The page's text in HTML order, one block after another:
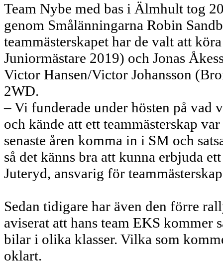
Team Nybe med bas i Älmhult tog
genom Smålänningarna Robin
teammästerskapet har de valt att
Juniormästare 2019) och Jonas
Victor Hansen/Victor Johansson
2WD.
– Vi funderade under hösten på vad
och kände att ett teammästerskap
senaste åren komma in i SM och
så det känns bra att kunna erbjuda
Juteryd, ansvarig för
Sedan tidigare har även den förre
aviserat att hans team EKS kommer
bilar i olika klasser. Vilka som
oklart.